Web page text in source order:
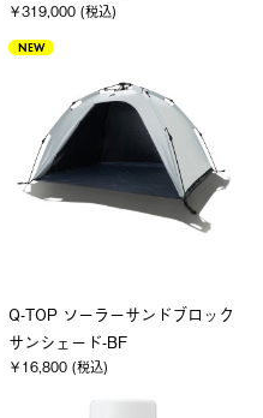
￥319,000 (税込)
NEW
Q-TOP ソーラーサンドブロック
サンシェード-BF
￥16,800 (税込)